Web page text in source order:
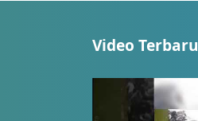
Video Terbaru